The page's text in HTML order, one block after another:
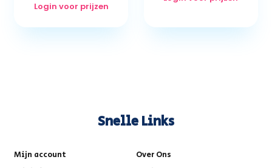
Login voor prijzen
Snelle Links
Mijn account
Over Ons